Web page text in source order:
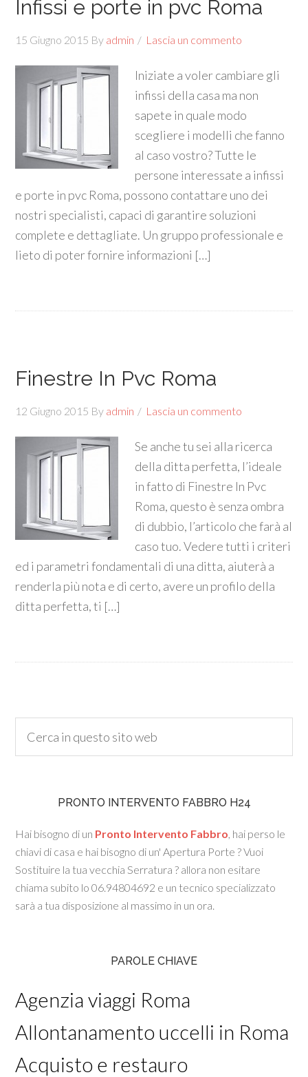
Infissi e porte in pvc Roma
15 Giugno 2015 By admin Lascia un commento
Iniziate a voler cambiare gli
infissi della casa ma non
sapete in quale modo
scegliere i modelli che fanno
al caso vostro? Tutte le
persone interessate a infissi
e porte in pvc Roma, possono contattare uno dei
nostri specialisti, capaci di garantire soluzioni
complete e dettagliate. Un gruppo professionale e
lieto di poter fornire informazioni […]
Finestre In Pvc Roma
12 Giugno 2015 By admin Lascia un commento
Se anche tu sei alla ricerca
della ditta perfetta, l’ideale
in fatto di Finestre In Pvc
Roma, questo è senza ombra
di dubbio, l’articolo che farà al
caso tuo. Vedere tutti i criteri
ed i parametri fondamentali di una ditta, aiuterà a
renderla più nota e di certo, avere un profilo della
ditta perfetta, ti […]
PRONTO INTERVENTO FABBRO H24
Hai bisogno di un Pronto Intervento Fabbro, hai perso le
chiavi di casa e hai bisogno di un' Apertura Porte ? Vuoi
Sostituire la tua vecchia Serratura ? allora non esitare
chiama subito lo 06.94804692 e un tecnico specializzato
sarà a tua disposizione al massimo in un ora.
PAROLE CHIAVE
Agenzia viaggi Roma
Allontanamento uccelli in Roma
Acquisto e restauro